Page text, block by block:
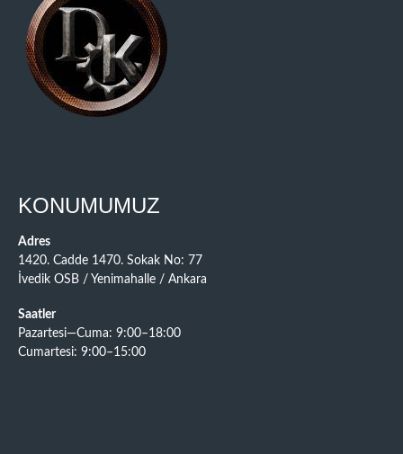
KONUMUMUZ
Adres
1420. Cadde 1470. Sokak No: 77
İvedik OSB / Yenimahalle / Ankara
Saatler
Pazartesi—Cuma: 9:00–18:00
Cumartesi: 9:00–15:00